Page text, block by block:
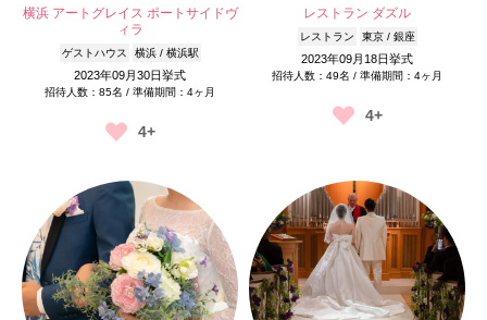
横浜 アートグレイス ポートサイドヴ
ィラ
ゲストハウス 横浜 / 横浜駅
2023年09月30日挙式
招待人数：85名 / 準備期間：4ヶ月
4+
レストラン ダズル
レストラン 東京 / 銀座
2023年09月18日挙式
招待人数：49名 / 準備期間：4ヶ月
4+